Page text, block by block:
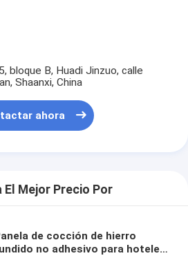
bloque B, Huadi Jinzuo, calle
Shaanxi, China
ahora
El Mejor Precio Por
de cocción de hierro
no adhesivo para hoteles,